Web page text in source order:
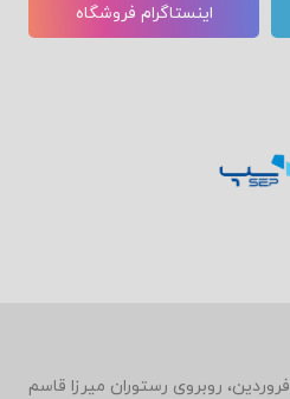
اینستاگرام فروشگاه
میدان انقلاب، ابتدای خیابان 12 فروردین، روبروی رستوران میرزا قاسم